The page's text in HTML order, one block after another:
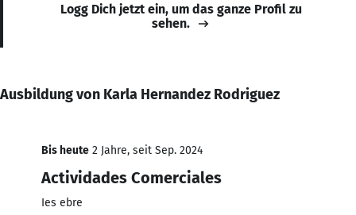
Logg Dich jetzt ein, um das ganze Profil zu
sehen.
Ausbildung von Karla Hernandez Rodriguez
Bis heute 2 Jahre, seit Sep. 2024
Actividades Comerciales
Ies ebre